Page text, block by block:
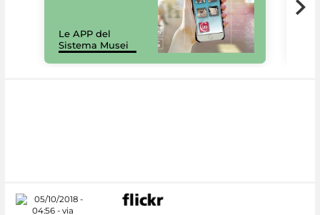
Le APP del
Sistema Musei